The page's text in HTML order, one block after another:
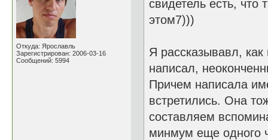
Откуда: Ярославль
Зарегистрирован: 2006-03-16
Сообщений: 5994
свидетель есть, что
этом7)))
Я рассказывавл,
написал,
Причем написала
встретились. Она
составляем
минмум еще одного